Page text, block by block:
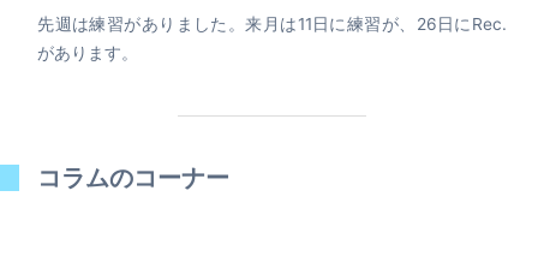
先週は練習がありました。来月は11日に練習が、26日にRec.
があります。
コラムのコーナー